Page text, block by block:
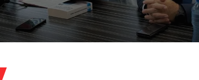
четвъртък, 6 август, 2026
четвъртък, 6 август, 2026